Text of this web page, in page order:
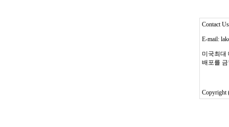
Contact
E-mail:
미국최대
배포를
Copyright